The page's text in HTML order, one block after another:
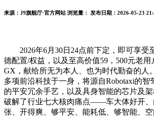
来源：J9旗舰厅·官方网站 浏览量： 发布日期：2026-05-23
2026年6月30日24点前下定，即可享受
德配置/权益，以及至高价值59，500元老
GX，献给所无为本人、也为时代勤奋的人
多项前沿科技于一身，将源自Robotaxi的智
的平安冗余手艺，以及具身智能的芯片及
破解了行业七大核肉痛点——车大体好开、
张、开得爽、够平安、能耗低、够智能、